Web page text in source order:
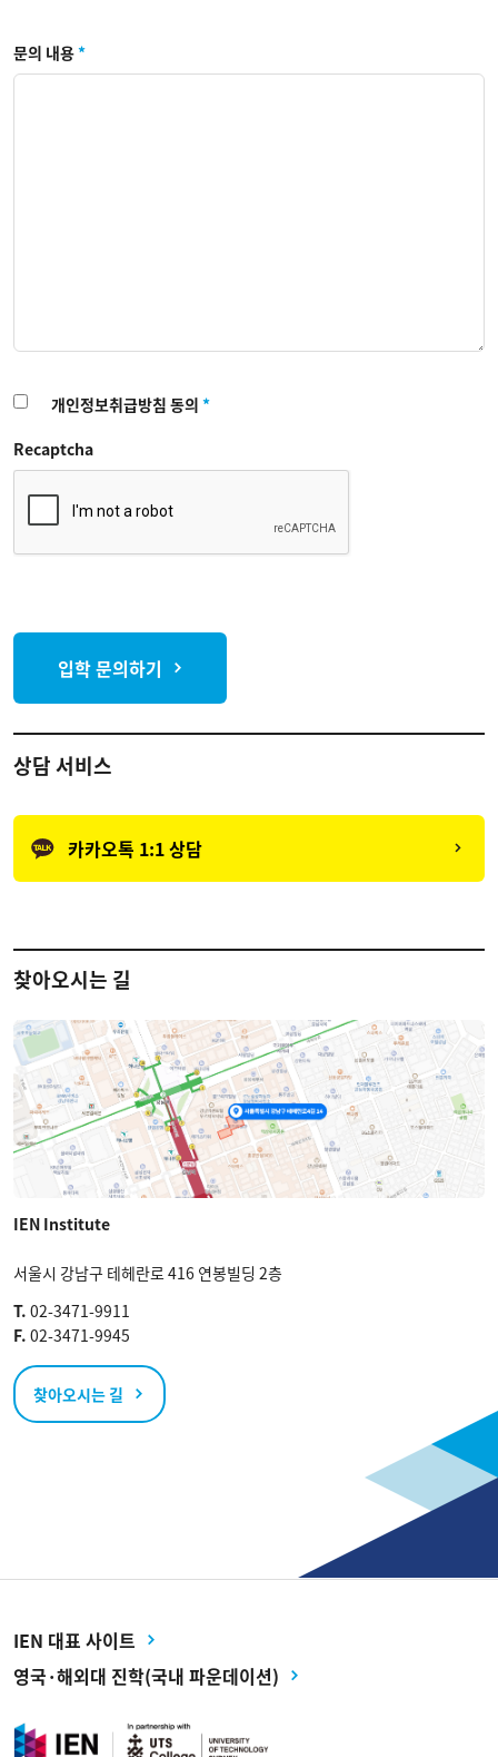
문의 내용*
개인정보취급방침 동의 *
Recaptcha
입학 문의하기
상담 서비스
카카오톡 1:1 상담
찾아오시는 길
IEN Institute
T. 02-3471-9911
F. 02-3471-9945
찾아오시는 길
IEN 대표 사이트
영국·해외대 진학(국내 파운데이션)